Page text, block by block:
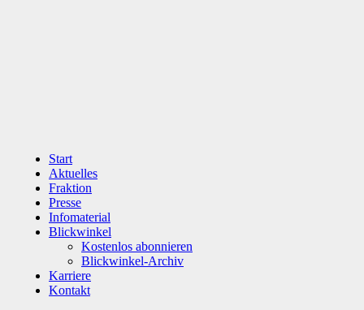
Start
Aktuelles
Fraktion
Presse
Infomaterial
Blickwinkel
Kostenlos abonnieren
Blickwinkel-Archiv
Karriere
Kontakt